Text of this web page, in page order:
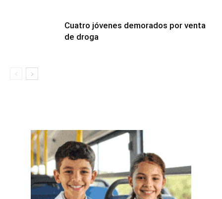
Cuatro jóvenes demorados por venta
de droga